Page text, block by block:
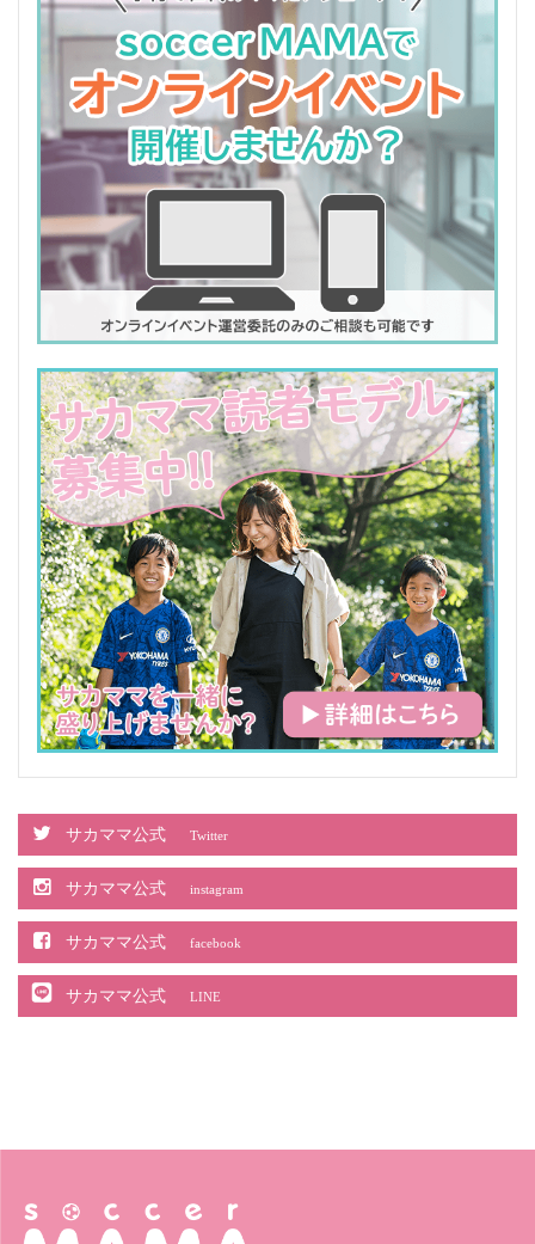
サカママ公式 Twitter
サカママ公式 instagram
サカママ公式 facebook
サカママ公式 LINE